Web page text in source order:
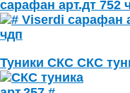
сарафан арт.дт 752
Туники СКС СКС